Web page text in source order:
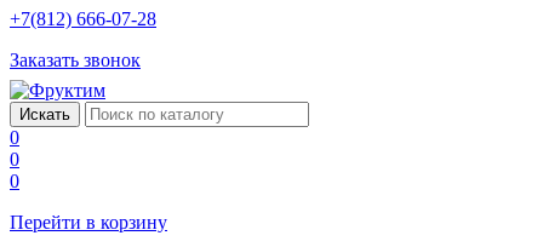
+7(812) 666-07-28
Заказать звонок
0
0
0
Перейти в корзину